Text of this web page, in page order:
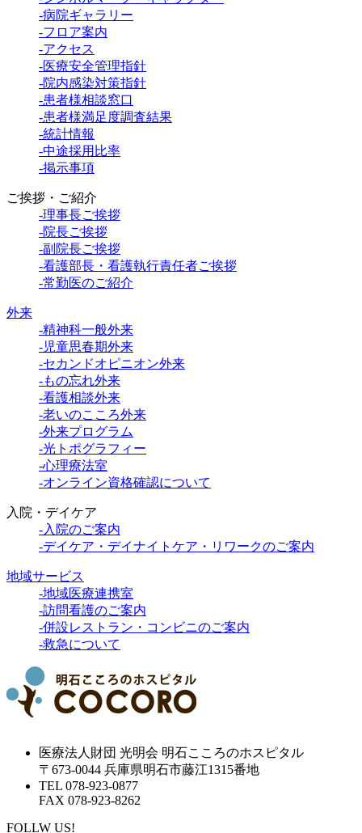
-病院ギャラリー
-フロア案内
-アクセス
-医療安全管理指針
-院内感染対策指針
-患者様相談窓口
-患者様満足度調査結果
-統計情報
-中途採用比率
-掲示事項
ご挨拶・ご紹介
-理事長ご挨拶
-院長ご挨拶
-副院長ご挨拶
-看護部長・看護執行責任者ご挨拶
-常勤医のご紹介
外来
-精神科一般外来
-児童思春期外来
-セカンドオピニオン外来
-もの忘れ外来
-看護相談外来
-老いのこころ外来
-外来プログラム
-光トポグラフィー
-心理療法室
-オンライン資格確認について
入院・デイケア
-入院のご案内
-デイケア・デイナイトケア・リワークのご案内
地域サービス
-地域医療連携室
-訪問看護のご案内
-併設レストラン・コンビニのご案内
-救急について
医療法人財団 光明会 明石こころのホスピタル
〒673-0044 兵庫県明石市藤江1315番地
TEL 078-923-0877
FAX 078-923-8262
FOLLW US!